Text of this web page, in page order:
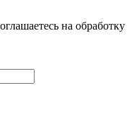
на обработку